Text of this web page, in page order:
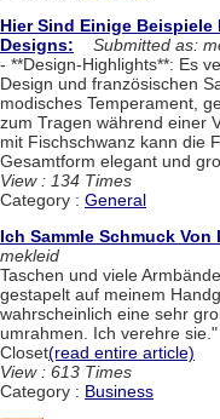
Hier Sind Einige
Designs:
Submitted as:
- **Design-Highlights**: Es
Design und französischen
modisches Temperament,
zum Tragen während einer
mit Fischschwanz kann die
Gesamtform elegant und
View : 134 Times
Category : General
Ich Sammle Schmuck
mekleid
Taschen und viele
gestapelt auf meinem
wahrscheinlich eine sehr
umrahmen. Ich verehre
Closet(read entire article)
View : 613 Times
Category : Business